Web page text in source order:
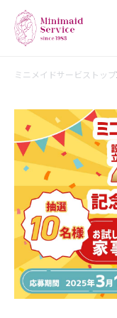
ミニメイドサービストップ